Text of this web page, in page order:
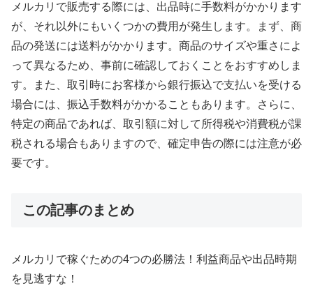
メルカリで販売する際には、出品時に手数料がかかります
が、それ以外にもいくつかの費用が発生します。まず、商
品の発送には送料がかかります。商品のサイズや重さによ
って異なるため、事前に確認しておくことをおすすめしま
す。また、取引時にお客様から銀行振込で支払いを受ける
場合には、振込手数料がかかることもあります。さらに、
特定の商品であれば、取引額に対して所得税や消費税が課
税される場合もありますので、確定申告の際には注意が必
要です。
この記事のまとめ
メルカリで稼ぐための4つの必勝法！利益商品や出品時期
を見逃すな！